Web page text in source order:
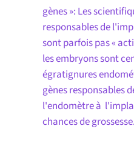
gènes »: Les
responsables de
sont parfois pas «
les embryons sont
égratignures
gènes responsables
l'endomètre à
chances de grossesse.